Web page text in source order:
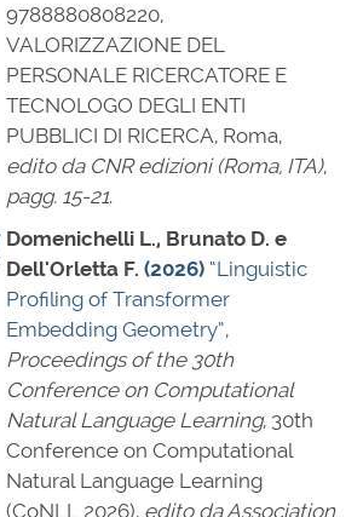
9788880808220,
VALORIZZAZIONE DEL
PERSONALE RICERCATORE E
TECNOLOGO DEGLI ENTI
PUBBLICI DI RICERCA, Roma,
edito da CNR edizioni (Roma, ITA),
pagg. 15-21.
Domenichelli L., Brunato D. e
Dell'Orletta F. (2026) “Linguistic
Profiling of Transformer
Embedding Geometry”,
Proceedings of the 30th
Conference on Computational
Natural Language Learning, 30th
Conference on Computational
Natural Language Learning
(CoNLL 2026), edito da Association